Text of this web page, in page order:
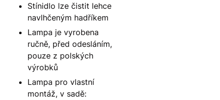
Stínidlo lze čistit lehce
navlhčeným hadříkem
Lampa je vyrobena
ručně, před odesláním,
pouze z polských
výrobků
Lampa pro vlastní
montáž, v sadě: